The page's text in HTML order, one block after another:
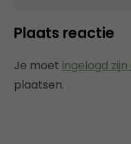
Plaats reactie
Je moet ingelogd zijn
plaatsen.